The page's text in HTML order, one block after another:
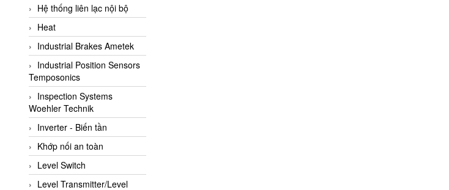
Atos
Atrax
Auma
Autec
Auto Flow
Automatic valve
Aventics
Avproglobal
Axiomtek
AZBIL
Hệ thống liên lạc nội bộ
Heat
Industrial Brakes Ametek
Industrial Position Sensors
Temposonics
Inspection Systems
Woehler Technik
Inverter - Biến tần
Khớp nối an toàn
Level Switch
Level Transmitter/Level